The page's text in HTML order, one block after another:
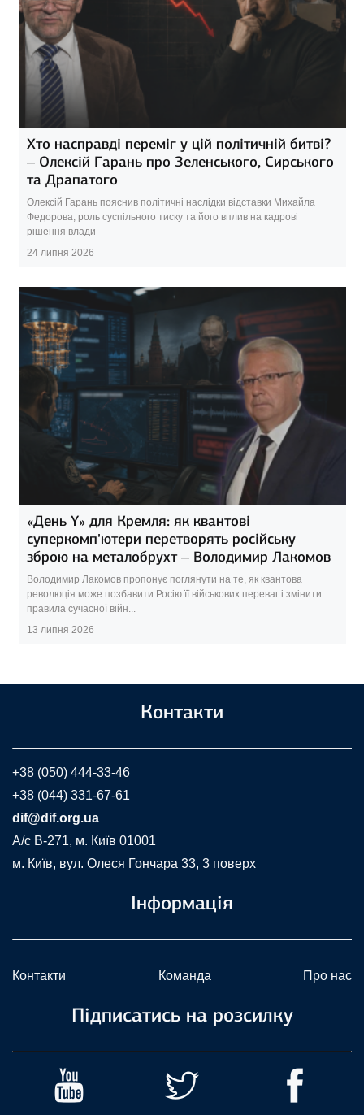
Хто насправді переміг у цій політичній битві?
– Олексій Гарань про Зеленського, Сирського
та Драпатого
Олексій Гарань пояснив політичні наслідки відставки Михайла
Федорова, роль суспільного тиску та його вплив на кадрові
рішення влади
24 липня 2026
«День Y» для Кремля: як квантові
суперкомп’ютери перетворять російську
зброю на металобрухт – Володимир Лакомов
Володимир Лакомов пропонує поглянути на те, як квантова
революція може позбавити Росію її військових переваг і змінити
правила сучасної війн...
13 липня 2026
Контакти
+38 (050) 444-33-46
+38 (044) 331-67-61
dif@dif.org.ua
A/c В-271, м. Київ 01001
м. Київ, вул. Олеся Гончара 33, 3 поверх
Інформація
Контакти Команда Про нас
Підписатись на розсилку